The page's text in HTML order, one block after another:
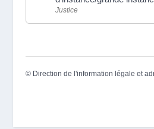
Justice
© Direction de l'information légale et